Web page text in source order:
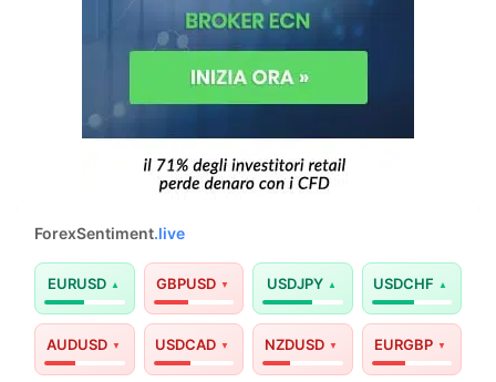
ForexSentiment.live
EURUSD GBPUSD USDJPY USDCHF
AUDUSD USDCAD NZDUSD EURGBP